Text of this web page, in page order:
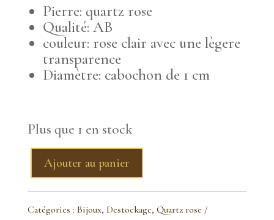
Pierre: quartz rose
Qualité: AB
couleur: rose clair avec une lègere
transparence
Diamètre: cabochon de 1 cm
Plus que 1 en stock
quantité
de
Ajouter au panier
Catégories : Bijoux, Destockage, Quartz rose